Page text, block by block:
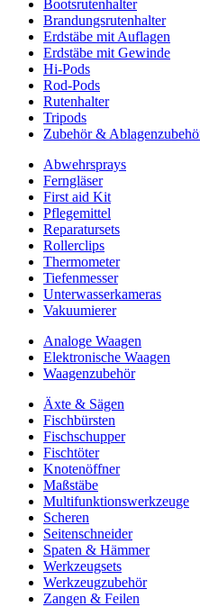
Bootsrutenhalter
Brandungsrutenhalter
Erdstäbe mit Auflagen
Erdstäbe mit Gewinde
Hi-Pods
Rod-Pods
Rutenhalter
Tripods
Zubehör &
Abwehrsprays
Ferngläser
First aid Kit
Pflegemittel
Reparatursets
Rollerclips
Thermometer
Tiefenmesser
Unterwasserkameras
Vakuumierer
Analoge Waagen
Elektronische Waagen
Waagenzubehör
Äxte & Sägen
Fischbürsten
Fischschupper
Fischtöter
Knotenöffner
Maßstäbe
Multifunktionswerkzeuge
Scheren
Seitenschneider
Spaten & Hämmer
Werkzeugsets
Werkzeugzubehör
Zangen & Feilen